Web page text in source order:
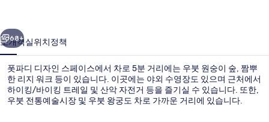
페
이
스
의
다음
68+
소개객실위치정책
폿파디 디자인 스페이스에서 차로 5분 거리에는 우붓 원숭이 숲, 짬뿌
한 리지 워크 등이 있습니다. 이곳에는 야외 수영장도 있으며 근처에서
하이킹/바이킹 트레일 및 산악 자전거 등을 즐기실 수 있습니다. 또한,
우붓 전통예술시장 및 우붓 왕궁도 차로 가까운 거리에 있습니다.